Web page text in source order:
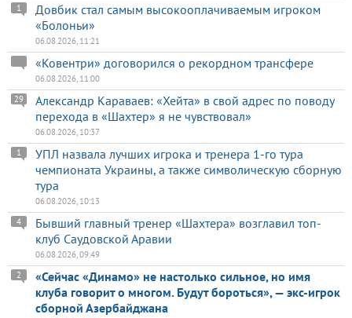
Довбик стал самым высокооплачиваемым игроком
«Болоньи»
1
06.08.2026, 11:21
«Ковентри» договорился о рекордном трансфере
06.08.2026, 11:00
Александр Караваев: «Хейта» в свой адрес по поводу
перехода в «Шахтер» я не чувствовал»
29
06.08.2026, 10:37
УПЛ назвала лучших игрока и тренера 1-го тура
чемпионата Украины, а также символическую сборную
тура
1
06.08.2026, 10:13
Бывший главный тренер «Шахтера» возглавил топ-
клуб Саудовской Аравии
4
06.08.2026, 09:49
«Сейчас «Динамо» не настолько сильное, но имя
клуба говорит о многом. Будут бороться», — экс-игрок
сборной Азербайджана
2